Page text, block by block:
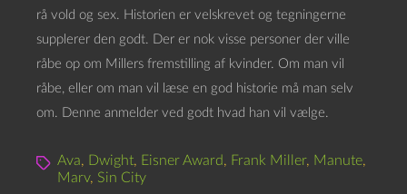
rå vold og sex. Historien er velskrevet og tegningerne
supplerer den godt. Der er nok visse personer der ville
råbe op om Millers fremstilling af kvinder. Om man vil
råbe, eller om man vil læse en god historie må man selv
om. Denne anmelder ved godt hvad han vil vælge.
Ava, Dwight, Eisner Award, Frank Miller, Manute,
Marv, Sin City